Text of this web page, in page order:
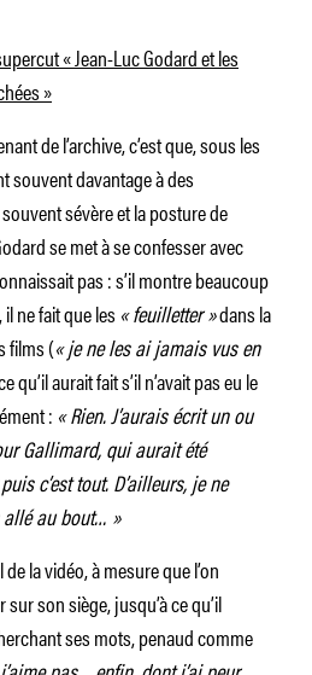
« Jean-Luc Godard et les
»
de l’archive, c’est que, sous les
souvent davantage à des
sévère et la posture de
se met à se confesser avec
pas : s’il montre beaucoup
ne fait que les« feuilletter »dans la
films (« je ne les ai jamais vus en
qu’il aurait fait s’il n’avait pas eu le
: « Rien. J’aurais écrit un ou
Gallimard, qui aurait été
c’est tout. D’ailleurs, je ne
au bout… »
la vidéo, à mesure que l’on
son siège, jusqu’à ce qu’il
ses mots, penaud comme